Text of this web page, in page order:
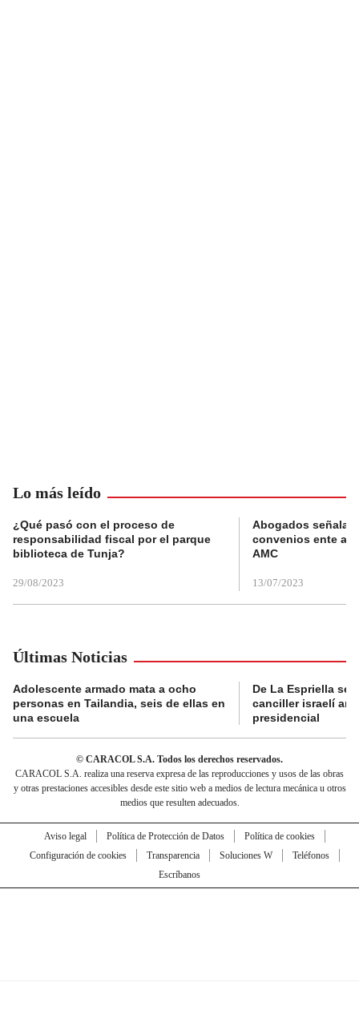
Lo más leído
¿Qué pasó con el proceso de
responsabilidad fiscal por el parque
biblioteca de Tunja?
29/08/2023
Abogados
convenios ente
AMC
13/07/2023
Últimas Noticias
Adolescente armado mata a ocho
personas en Tailandia, seis de ellas en
una escuela
De La Espriella se
canciller israelí
presidencial
© CARACOL S.A. Todos los derechos reservados.
CARACOL S.A. realiza una reserva expresa de las reproducciones y usos de las obras
y otras prestaciones accesibles desde este sitio web a medios de lectura mecánica u otros
medios que resulten adecuados.
Aviso legal Política de Protección de Datos
Política de cookies
Configuración de cookies
Transparencia Soluciones W
Teléfonos
Escríbanos